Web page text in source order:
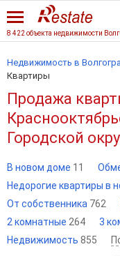
8 422 объекта недвижимости
Недвижимость в
Квартиры
Продажа
Городской
В новом доме 11
Недорогие квартиры в
От собственника 762
2 комнатные 264 3
Недвижимость 855